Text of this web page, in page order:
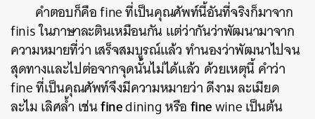
คำตอบก็คือfineที่เป็นคุณศัพท์นี้อันที่จริงก็มาจาก
finisในภาษาละตินเหมือนกัน แต่ว่ากันว่าพัฒนามาจาก
ความหมายที่ว่า เสร็จสมบูรณ์แล้ว ทำนองว่าพัฒนาไปจน
สุดทางและไปต่อจากจุดนั้นไม่ได้แล้ว ด้วยเหตุนี้ คำว่า
fineที่เป็นคุณศัพท์จึงมีความหมายว่า ดีงาม ละเมียด
ละไม เลิศล้ำ เช่นfinediningหรือfinewineเป็นต้น